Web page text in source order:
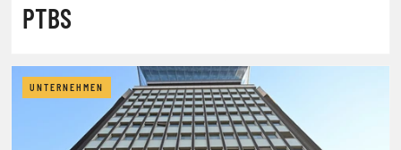
PTBS
UNTERNEHMEN